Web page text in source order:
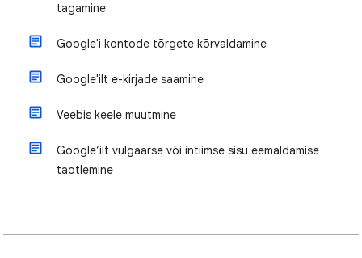
tagamine
Google'i kontode tõrgete kõrvaldamine
Google'ilt e-kirjade saamine
Veebis keele muutmine
Google’ilt vulgaarse või intiimse sisu eemaldamise
taotlemine